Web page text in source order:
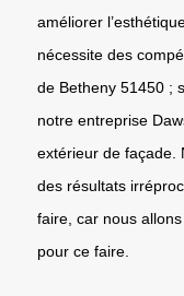
améliorer
nécessite des
de Betheny 51450 ;
notre entreprise
extérieur de façade.
des résultats
faire, car nous
pour ce faire.